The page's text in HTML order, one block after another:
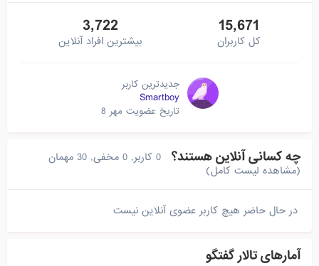
15,671
کل کاربران
3,722
بیشترین افراد آنلاین
جدیدترین کاربر
Smartboy
تاریخ عضویت مهر 8
چه کسانی آنلاین هستند؟
0 کاربر, 0 مخفی, 30 مهمان
(مشاهده لیست کامل)
در حال حاضر هیچ کاربر عضوی آنلاین نیست
آمارهای تالار گفتگو